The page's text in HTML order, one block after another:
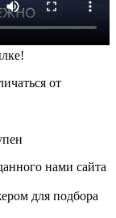
от
нами сайта
для подбора